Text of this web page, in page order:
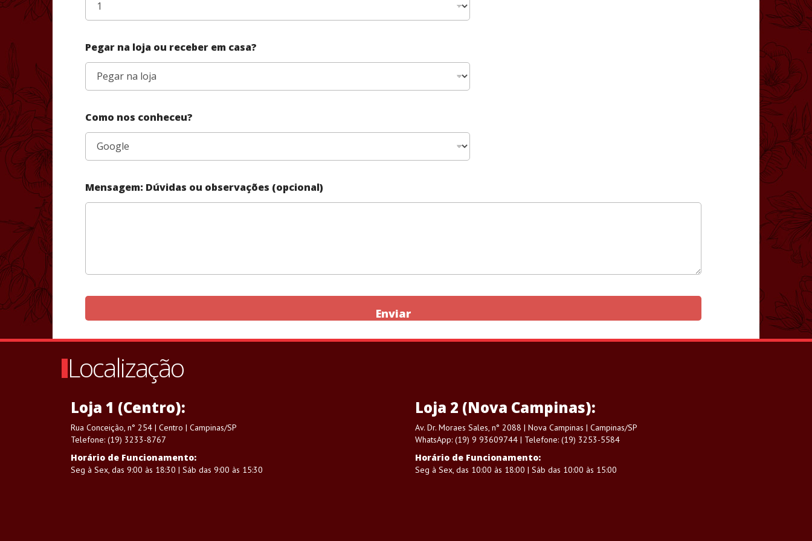
Pegar na loja ou receber em casa?
Como nos conheceu?
Mensagem: Dúvidas ou observações (opcional)
Enviar
Localização
Loja 1 (Centro):
Rua Conceição, n° 254 | Centro | Campinas/SP
Telefone: (19) 3233-8767
Horário de Funcionamento:
Seg à Sex, das 9:00 às 18:30 | Sáb das 9:00 às 15:30
Loja 2 (Nova Campinas):
Av. Dr. Moraes Sales, n° 2088 | Nova Campinas | Campinas/SP
WhatsApp: (19) 9 93609744 | Telefone: (19) 3253-5584
Horário de Funcionamento:
Seg à Sex, das 10:00 às 18:00 | Sáb das 10:00 às 15:00